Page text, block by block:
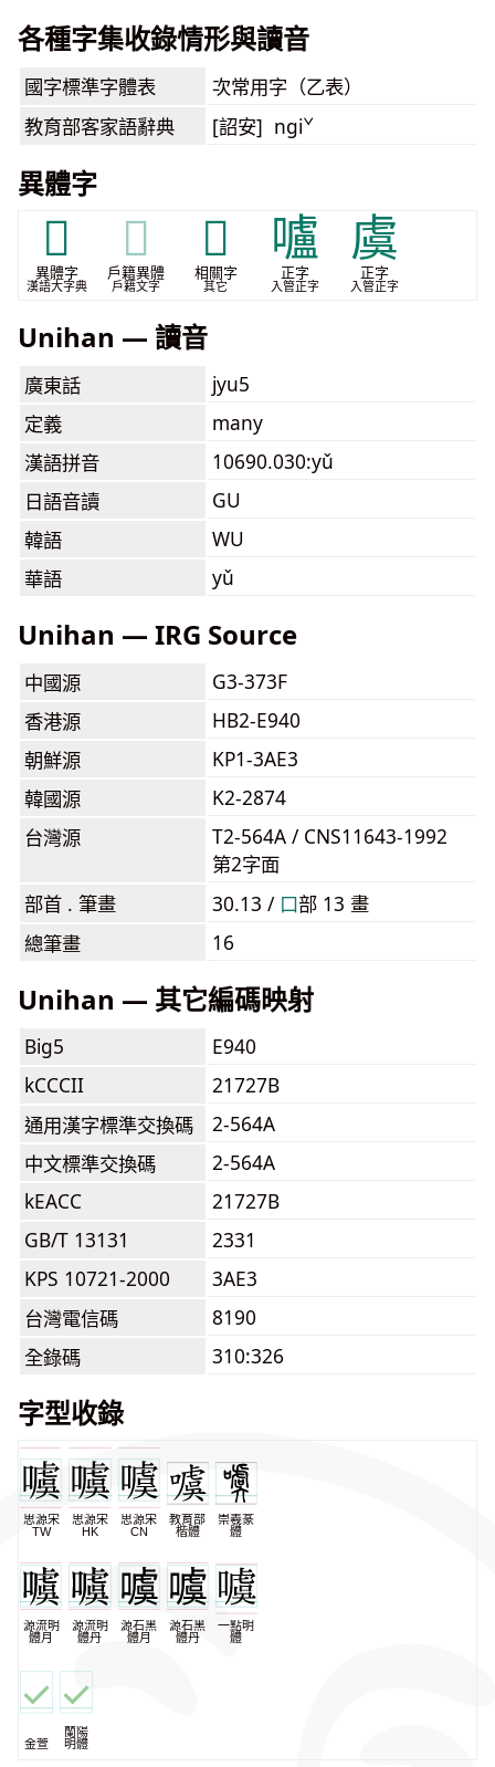
各種字集收錄情形與讀音
國字標準字體表 次常用字（乙表）
教育部客家語辭典 [詔安] ngiˇ
異體字
𪋬
異體字
漢語大字典
𪋬
戶籍異體
戶籍文字
𰉋
相關字
其它
嚧
正字
入管正字
虞
正字
入管正字
Unihan — 讀音
廣東話
jyu5
定義
many
漢語拼音
10690.030:yǔ
日語音讀
GU
韓語
WU
華語
yǔ
Unihan — IRG Source
中國源
G3-373F
香港源
HB2-E940
朝鮮源
KP1-3AE3
韓國源
K2-2874
台灣源
T2-564A / CNS11643-1992
第2字面
部首 . 筆畫
30.13 / ⼝部 13 畫
總筆畫
16
Unihan — 其它編碼映射
Big5
E940
kCCCII
21727B
通用漢字標準交換碼
2-564A
中文標準交換碼
2-564A
kEACC
21727B
GB/T 13131
2331
KPS 10721-2000
3AE3
台灣電信碼
8190
全錄碼
310:326
字型收錄
思源宋
TW
思源宋
HK
思源宋
CN
教育部
楷體
崇羲篆
體
源流明
體月
源流明
體丹
源石黑
體月
源石黑
體丹
一點明
體
金萱
蘭陽
明體